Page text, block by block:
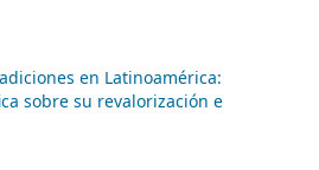
en Latinoamérica:
sobre su revalorización e